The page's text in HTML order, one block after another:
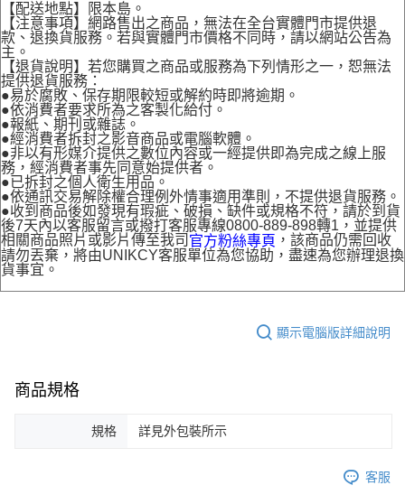
【配送地點】限本島。
【注意事項】網路售出之商品，無法在全台實體門市提供退
款、退換貨服務。若與實體門市價格不同時，請以網站公告為
主。
【退貨說明】若您購買之商品或服務為下列情形之一，恕無法
提供退貨服務：
●易於腐敗、保存期限較短或解約時即將逾期。
●依消費者要求所為之客製化給付。
●報紙、期刊或雜誌。
●經消費者拆封之影音商品或電腦軟體。
●非以有形媒介提供之數位內容或一經提供即為完成之線上服
務，經消費者事先同意始提供者。
●已拆封之個人衛生用品。
●依通訊交易解除權合理例外情事適用準則，不提供退貨服務。
●收到商品後如發現有瑕疵、破損、缺件或規格不符，請於到貨
後7天內以客服留言或撥打客服專線0800-889-898轉1，並提供
相關商品照片或影片傳至我司 官方粉絲專頁 ，該商品仍需回收
請勿丟棄，將由UNIKCY客服單位為您協助，盡速為您辦理退換
貨事宜。
顯示電腦版詳細說明
商品規格
規格 詳見外包裝所示
客服